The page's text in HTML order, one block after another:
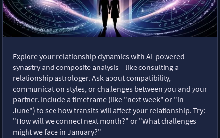
Explore your relationship dynamics with AI-powered
synastry and composite analysis—like consulting a
relationship astrologer. Ask about compatibility,
communication styles, or challenges between you and your
partner. Include a timeframe (like "next week" or "in
June") to see how transits will affect your relationship. Try:
"How will we connect next month?" or "What challenges
might we face in January?"